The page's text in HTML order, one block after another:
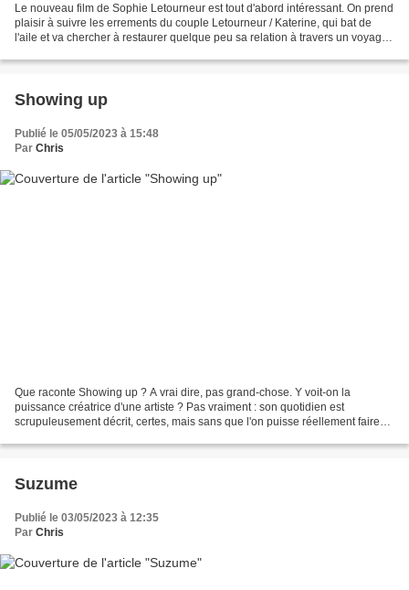
Le nouveau film de Sophie Letourneur est tout d'abord intéressant. On prend
plaisir à suivre les errements du couple Letourneur / Katerine, qui bat de
l'aile et va chercher à restaurer quelque peu sa relation à travers un voyage.
Showing up
Publié le 05/05/2023 à 15:48
Par Chris
Que raconte Showing up ? A vrai dire, pas grand-chose. Y voit-on la
puissance créatrice d'une artiste ? Pas vraiment : son quotidien est
scrupuleusement décrit, certes, mais sans que l'on puisse réellement faire
Suzume
Publié le 03/05/2023 à 12:35
Par Chris